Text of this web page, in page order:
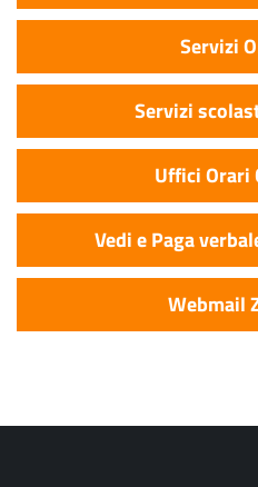
Servizi
Servizi
Uffici Orari
Vedi e Paga
Webmail